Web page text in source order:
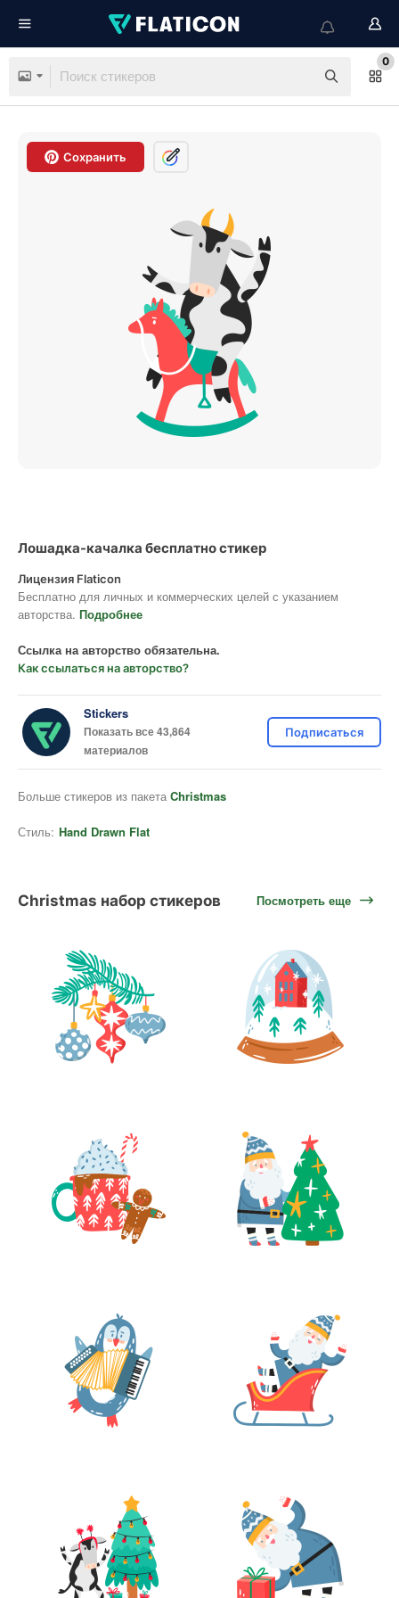
0
Сохранить
Лошадка-качалка бесплатно стикер
Лицензия Flaticon
Бесплатно для личных и коммерческих целей с указанием
авторства. Подробнее
Ссылка на авторство обязательна.
Как ссылаться на авторство?
Stickers
Показать все 43,864
материалов
Подписаться
Больше стикеров из пакета Christmas
Стиль: Hand Drawn Flat
Christmas набор стикеров Посмотреть еще